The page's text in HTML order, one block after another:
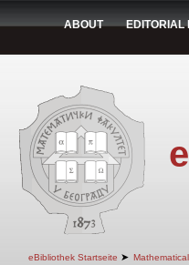
ABOUT EDITORIAL
eBibliothek Startseite ➤